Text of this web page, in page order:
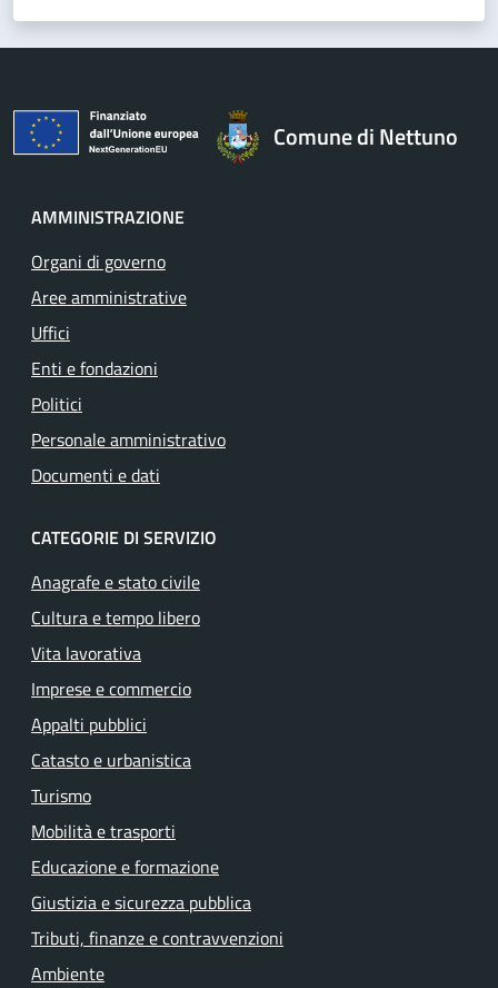
Comune di Nettuno
AMMINISTRAZIONE
Organi di governo
Aree amministrative
Uffici
Enti e fondazioni
Politici
Personale amministrativo
Documenti e dati
CATEGORIE DI SERVIZIO
Anagrafe e stato civile
Cultura e tempo libero
Vita lavorativa
Imprese e commercio
Appalti pubblici
Catasto e urbanistica
Turismo
Mobilità e trasporti
Educazione e formazione
Giustizia e sicurezza pubblica
Tributi, finanze e contravvenzioni
Ambiente